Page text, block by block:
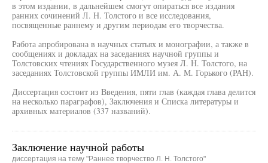
в этом издании, в дальнейшем смогут опираться все издания
ранних сочинений Л. Н. Толстого и все исследования,
посвященные раннему и другим периодам его творчества.
Работа апробирована в научных статьях и монографии, а также в
сообщениях и докладах на заседаниях научной группы и
Толстовских чтениях Государственного музея Л. Н. Толстого, на
заседаниях Толстовской группы ИМЛИ им. А. М. Горького (РАН).
Диссертация состоит из Введения, пяти глав (каждая глава делится
на несколько параграфов), Заключения и Списка литературы и
архивных материалов (337 названий).
Заключение научной работы
диссертация на тему "Раннее творчество Л. Н. Толстого"